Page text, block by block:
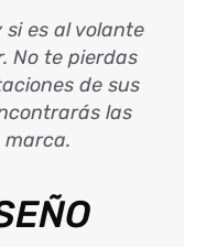
es al volante
No te pierdas
de sus
las